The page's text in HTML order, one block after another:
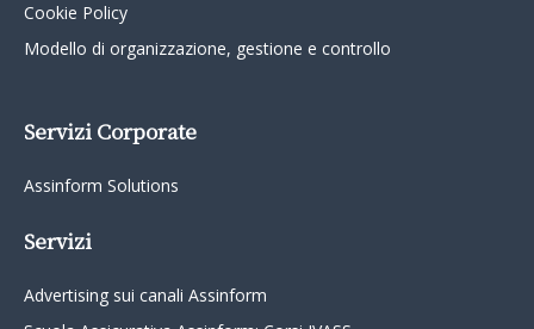
Cookie Policy
Modello di organizzazione, gestione e controllo
Servizi Corporate
Assinform Solutions
Servizi
Advertising sui canali Assinform